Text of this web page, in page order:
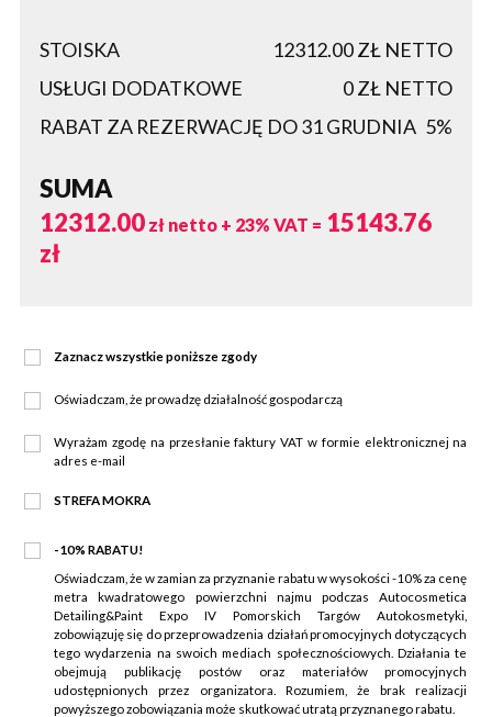
STOISKA 12312.00ZŁ NETTO
USŁUGI DODATKOWE
0ZŁ NETTO
RABAT ZA REZERWACJĘ DO 31 GRUDNIA 5%
SUMA
12312.00zł netto + 23% VAT = 15143.76
zł
Zaznacz wszystkie poniższe zgody
Oświadczam, że prowadzę działalność gospodarczą
Wyrażam zgodę na przesłanie faktury VAT w formie elektronicznej na
adres e-mail
STREFA MOKRA
-10% RABATU!
Oświadczam, że w zamian za przyznanie rabatu w wysokości -10% za cenę
metra kwadratowego powierzchni najmu podczas Autocosmetica
Detailing&Paint Expo IV Pomorskich Targów Autokosmetyki,
zobowiązuję się do przeprowadzenia działań promocyjnych dotyczących
tego wydarzenia na swoich mediach społecznościowych. Działania te
obejmują publikację postów oraz materiałów promocyjnych
udostępnionych przez organizatora. Rozumiem, że brak realizacji
powyższego zobowiązania może skutkować utratą przyznanego rabatu.